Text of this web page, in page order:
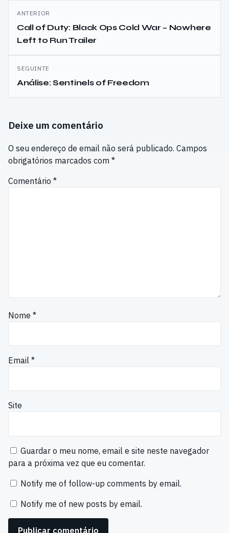
Navegação
de
artigos
ANTERIOR
Call of Duty: Black Ops Cold War – Nowhere
Left to Run Trailer
SEGUINTE
Análise: Sentinels of Freedom
Deixe um comentário
O seu endereço de email não será publicado. Campos
obrigatórios marcados com *
Comentário *
Nome *
Email *
Site
Guardar o meu nome, email e site neste navegador
para a próxima vez que eu comentar.
Notify me of follow-up comments by email.
Notify me of new posts by email.